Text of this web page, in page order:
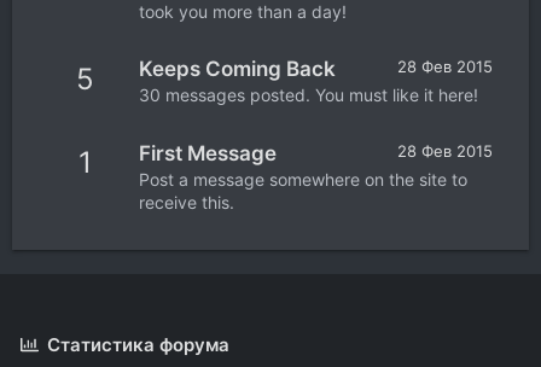
took you more than a day!
5 28 Фев 2015
Keeps Coming Back
30 messages posted. You must like it here!
1 28 Фев 2015
First Message
Post a message somewhere on the site to
receive this.
Статистика форума